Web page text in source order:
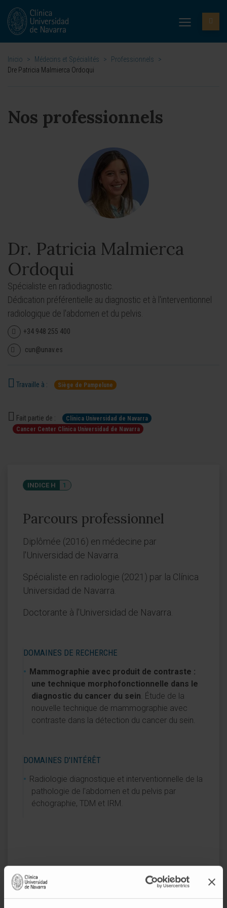
Inicio > Médecins et Spécialités > Professionnels
>
Dre Patricia Malmierca Ordoqui
Nos professionnels
Dr. Patricia Malmierca
Ordoqui
Spécialiste en radiodiagnostic.
Dédication préférentielle au diagnostic et à l'interventionnel
radiologique de l'abdomen et du pelvis.
+34 948 255 400
cun@unav.es
Travaille à : Siège de Pampelune
Fait partie de :
Clínica Universidad de Navarra
Cancer Center Clínica Universidad de Navarra
INDICE H 1
Parcours professionnel
Diplômée (2016) en médecine par
l'Universidad de Navarra.
Spécialiste en radiologie (2021) par la Clínica
Universidad de Navarra.
Doctorante à l'Universidad de Navarra.
DOMAINES DE RECHERCHE
Mammographie avec produit de contraste :
une technique morphofonctionnelle dans le
diagnostic du cancer du sein. Étude de la
nouvelle technique de mammographie avec
contraste dans la détection du cancer du sein.
DOMAINES D'INTÉRÊT
Radiologie diagnostique et interventionnelle de la
pathologie de l'abdomen et du pelvis par
échographie, TDM et IRM.
Activité